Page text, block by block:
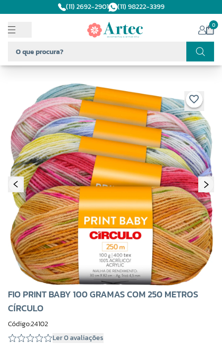
(11) 2692-2901 (11) 98222-3399
0
FIO PRINT BABY 100 GRAMAS COM 250 METROS
CÍRCULO
Código:24102
Ler 0 avaliações